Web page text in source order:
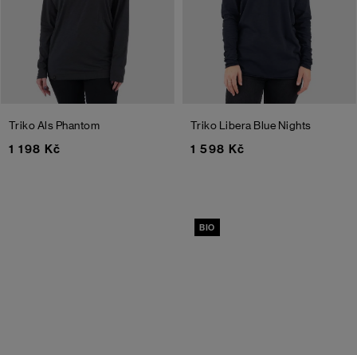
Triko Als Phantom
1 198 Kč
Triko Libera Blue Nights
1 598 Kč
BIO